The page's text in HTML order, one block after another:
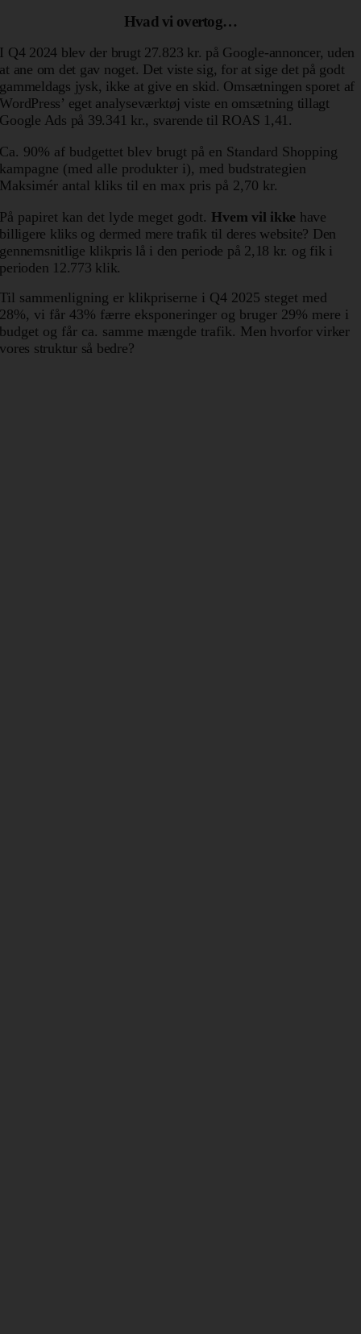
Hvad vi overtog…
I Q4 2024 blev der brugt 27.823 kr. på Google-annoncer, uden
at ane om det gav noget. Det viste sig, for at sige det på godt
gammeldags jysk, ikke at give en skid. Omsætningen sporet af
WordPress’ eget analyseværktøj viste en omsætning tillagt
Google Ads på 39.341 kr., svarende til ROAS 1,41.
Ca. 90% af budgettet blev brugt på en Standard Shopping
kampagne (med alle produkter i), med budstrategien
Maksimér antal kliks til en max pris på 2,70 kr.
På papiret kan det lyde meget godt. Hvem vil ikke have
billigere kliks og dermed mere trafik til deres website? Den
gennemsnitlige klikpris lå i den periode på 2,18 kr. og fik i
perioden 12.773 klik.
Til sammenligning er klikpriserne i Q4 2025 steget med
28%, vi får 43% færre eksponeringer og bruger 29% mere i
budget og får ca. samme mængde trafik. Men hvorfor virker
vores struktur så bedre?